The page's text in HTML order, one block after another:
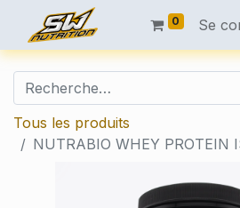
0 Se
Tous les produits
NUTRABIO WHEY PROTEIN